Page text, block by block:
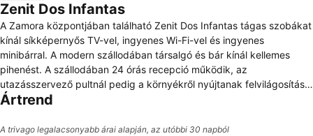
Zenit Dos Infantas
A Zamora központjában található Zenit Dos Infantas tágas szobákat
kínál síkképernyős TV-vel, ingyenes Wi-Fi-vel és ingyenes
minibárral. A modern szállodában társalgó és bár kínál kellemes
pihenést. A szállodában 24 órás recepció működik, az
utazásszervező pultnál pedig a környékről nyújtanak felvilágosítást.
Csomagmegőrző és helyszíni parkoló is rendelkezésre áll. A
fel. A létesítményben kis könyvtár is igénybe vehető. A Plaza Mayor
Ártrend
A trivago legalacsonyabb árai alapján, az utóbbi 30 napból